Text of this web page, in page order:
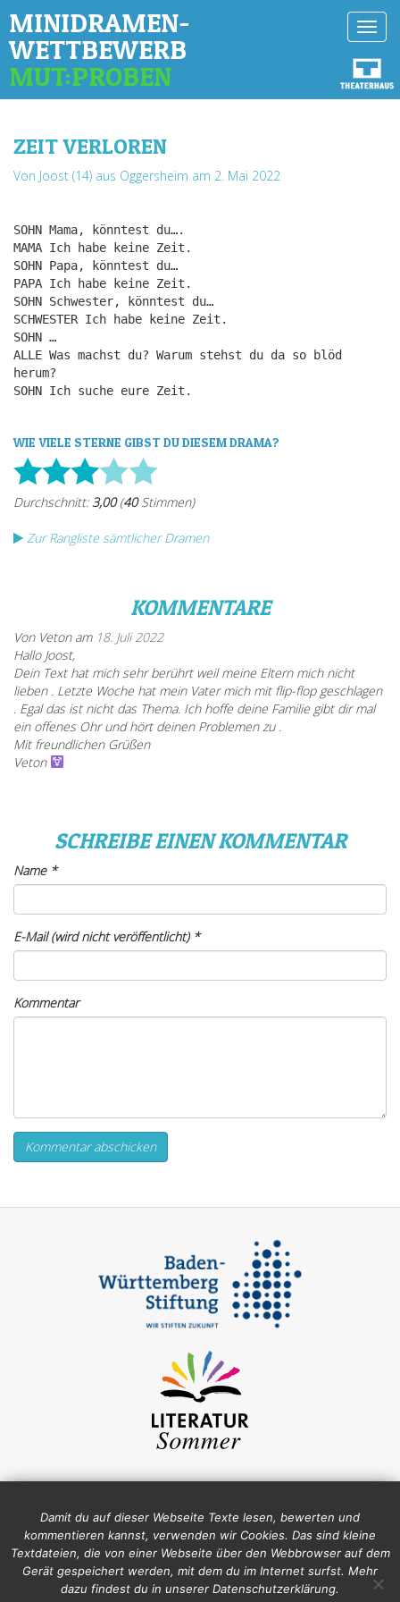
MINIDRAMEN-
WETTBEWERB
MUT:PROBEN
ZEIT VERLOREN
Von Joost (14) aus Oggersheim am 2. Mai 2022
SOHN Mama, könntest du….
MAMA Ich habe keine Zeit.
SOHN Papa, könntest du…
PAPA Ich habe keine Zeit.
SOHN Schwester, könntest du…
SCHWESTER Ich habe keine Zeit.
SOHN …
ALLE Was machst du? Warum stehst du da so blöd
herum?
SOHN Ich suche eure Zeit.
WIE VIELE STERNE GIBST DU DIESEM DRAMA?
Zur Rangliste sämtlicher Dramen
KOMMENTARE
Von Veton am 18. Juli 2022
Hallo Joost,
Dein Text hat mich sehr berührt weil meine Eltern mich nicht
lieben . Letzte Woche hat mein Vater mich mit flip-flop geschlagen
. Egal das ist nicht das Thema. Ich hoffe deine Familie gibt dir mal
ein offenes Ohr und hört deinen Problemen zu .
Mit freundlichen Grüßen
Veton
SCHREIBE EINEN KOMMENTAR
Name*
E-Mail (wird nicht veröffentlicht)*
Kommentar
Impressum
Damit du auf dieser Webseite Texte lesen, bewerten und
kommentieren kannst, verwenden wir Cookies. Das sind kleine
Textdateien, die von einer Webseite über den Webbrowser auf dem
Gerät gespeichert werden, mit dem du im Internet surfst. Mehr
dazu findest du in unserer Datenschutzerklärung.